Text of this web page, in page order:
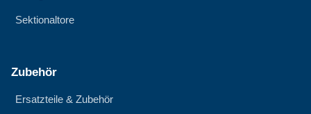
Sektionaltore
Zubehör
Ersatzteile & Zubehör